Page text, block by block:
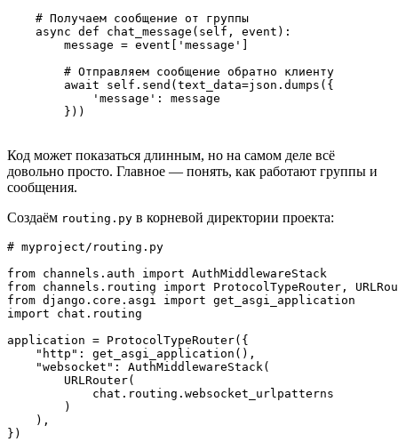
    # Получаем сообщение от группы
    async def chat_message(self, event):
        message = event['message']
        # Отправляем сообщение обратно клиенту
        await self.send(text_data=json.dumps({
            'message': message
        }))
Код может показаться длинным, но на самом деле всё
довольно просто. Главное — понять, как работают группы и
сообщения.
Создаём routing.py в корневой директории проекта:
# myproject/routing.py
from channels.auth import AuthMiddlewareStack
from channels.routing import ProtocolTypeRouter,
from django.core.asgi import get_asgi_application
import chat.routing
application = ProtocolTypeRouter({
    "http": get_asgi_application(),
    "websocket": AuthMiddlewareStack(
        URLRouter(
            chat.routing.websocket_urlpatterns
        )
    ),
})